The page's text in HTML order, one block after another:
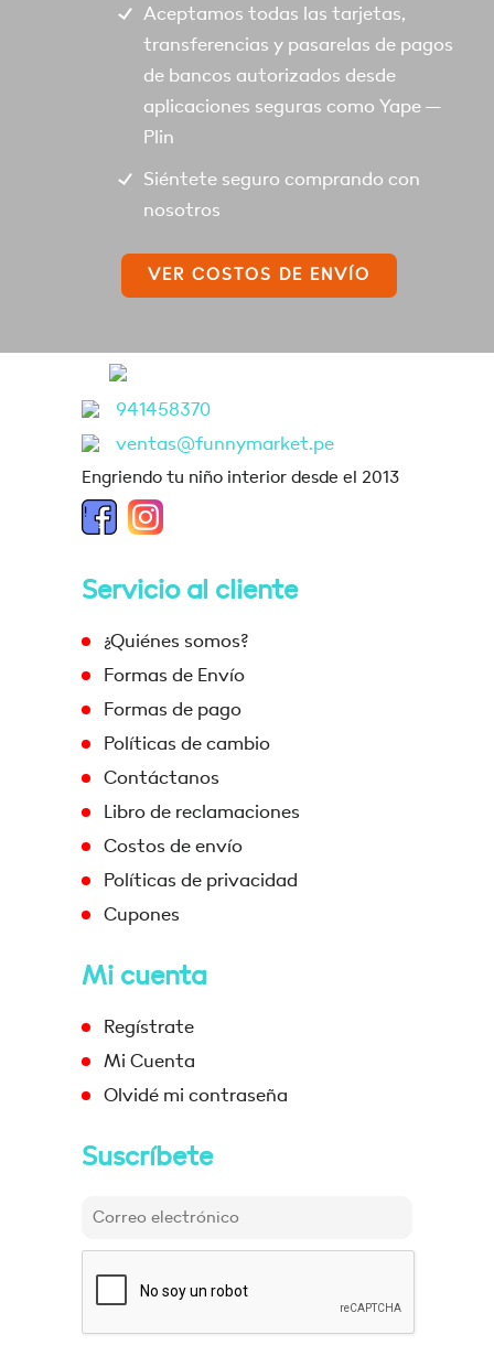
Aceptamos todas las tarjetas,
transferencias y pasarelas de pagos
de bancos autorizados desde
aplicaciones seguras como Yape –
Plin
Siéntete seguro comprando con
nosotros
VER COSTOS DE ENVÍO
941458370
ventas@funnymarket.pe
Engriendo tu niño interior desde el 2013
Servicio al cliente
¿Quiénes somos?
Formas de Envío
Formas de pago
Políticas de cambio
Contáctanos
Libro de reclamaciones
Costos de envío
Políticas de privacidad
Cupones
Mi cuenta
Regístrate
Mi Cuenta
Olvidé mi contraseña
Suscríbete